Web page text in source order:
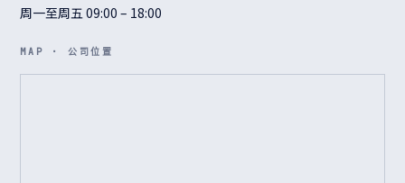
周一至周五 09:00 – 18:00
MAP · 公司位置